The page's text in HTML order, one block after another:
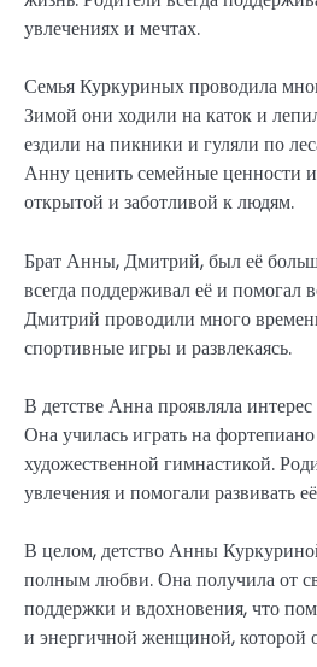
увлечениях и мечтах.
Семья Куркуриных проводила
Зимой они ходили на каток и
ездили на пикники и гуляли по
Анну ценить семейные ценности и
открытой и заботливой к людям.
Брат Анны, Дмитрий, был её
всегда поддерживал её и помогал
Дмитрий проводили много
спортивные игры и развлекаясь.
В детстве Анна проявляла
Она училась играть на
художественной гимнастикой.
увлечения и помогали развивать
В целом, детство Анны
полным любви. Она получила от
поддержки и вдохновения, что
и энергичной женщиной, которой